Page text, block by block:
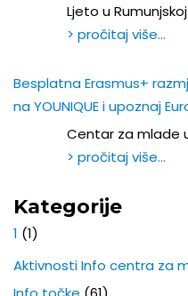
Ljeto u
> pročitaj više…
Besplatna Erasmus+
na YOUNIQUE i upoznaj
Centar za mlade
> pročitaj više…
Kategorije
1 (1)
Aktivnosti Info centra za